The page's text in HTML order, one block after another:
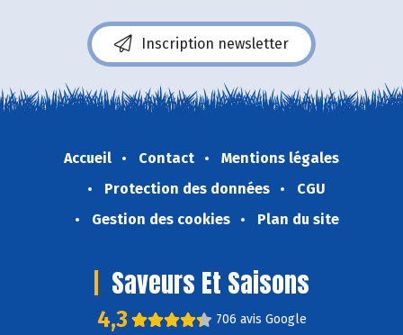
Inscription newsletter
Accueil Contact
Mentions légales
Protection des données
CGU
Gestion des cookies
Plan du site
Saveurs Et Saisons
4,3 706 avis Google